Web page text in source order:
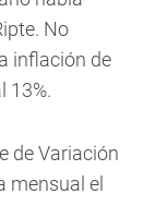
No
inflación de
13%.
de Variación
mensual el